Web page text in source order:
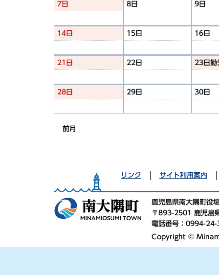
7日 8日 9日
14日 15日 16日
21日 22日 23日 勤
28日 29日 30日
前月
リンク サイト利用案内
鹿児島県南大隅町役
〒893-2501 鹿児島
電話番号：0994-
Copyright ©